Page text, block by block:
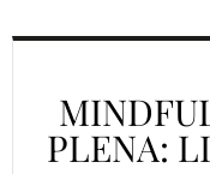
PLENA: